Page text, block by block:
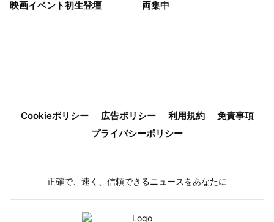
映画イベント初生登壇
両集中
Cookieポリシー 広告ポリシー 利用規約
免責事項
プライバシーポリシー
正確で、速く、信頼できるニュースをあなたに